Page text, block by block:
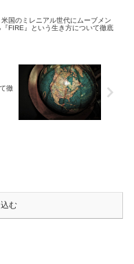
米国のミレニアル世代にムーブメン
『FIRE』という生き方について徹底
徹
む